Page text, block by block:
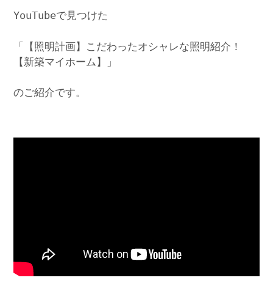
YouTubeで見つけた
「【照明計画】こだわったオシャレな照明紹介！
【新築マイホーム】」
のご紹介です。